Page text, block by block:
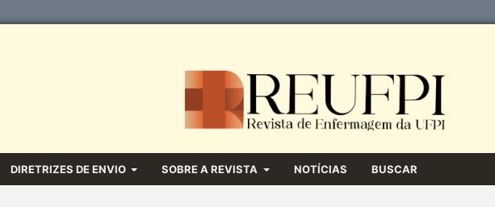
DIRETRIZES DE ENVIO SOBRE A REVISTA NOTÍCIAS BUSCAR